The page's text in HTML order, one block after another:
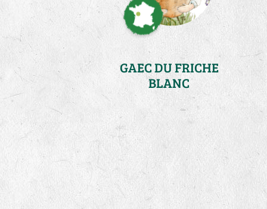
GAEC DU FRICHE
BLANC
Loire Atlantique